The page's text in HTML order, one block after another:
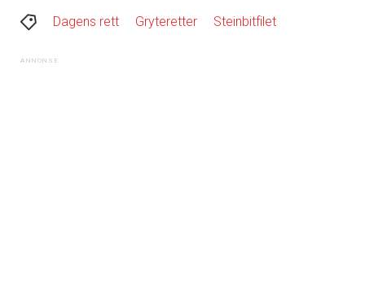
Dagens rett Gryteretter Steinbitfilet